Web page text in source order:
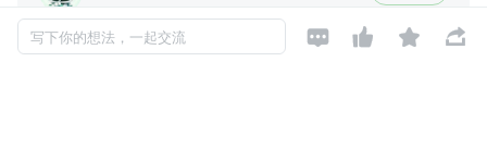
Agent 工程师
2019-12-09 加入
公众号【AI 小老六】 关注 AI Agent 和各种 AI 工具，记录一些觉得有
写下你的想法，一起交流    